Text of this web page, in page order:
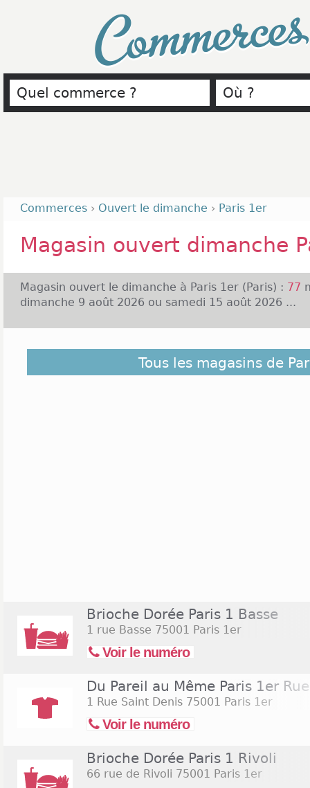
Commerces › Ouvert le dimanche › Paris 1er
Magasin ouvert dimanche
Magasin ouvert le dimanche à Paris 1er (Paris) : 77
dimanche 9 août 2026 ou samedi 15 août 2026 ...
Plus de 17 000 personnes vivent dans le 1er
des Halles accueille pas moins de 200
Tous les magasins de
Brioche Dorée Paris 1 Basse
1 rue Basse 75001 Paris 1er
Voir le numéro
Du Pareil au Même Paris 1er
1 Rue Saint Denis 75001 Paris 1er
Voir le numéro
Brioche Dorée Paris 1 Rivoli
66 rue de Rivoli 75001 Paris 1er